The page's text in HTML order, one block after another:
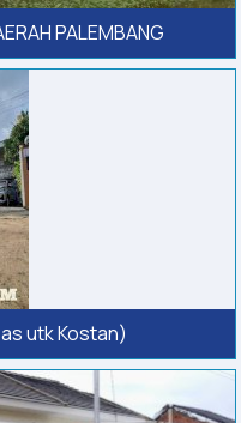
PALEMBANG
utk Kostan)